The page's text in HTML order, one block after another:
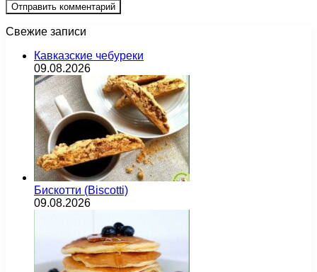
Свежие записи
Кавказские чебуреки
09.08.2026
Бискотти (Biscotti)
09.08.2026